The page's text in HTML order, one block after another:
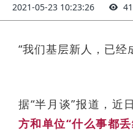
2021-05-23 10:23:26
“我们基层新人，已经
据“半月谈”报道，近
方和单位“什么事都